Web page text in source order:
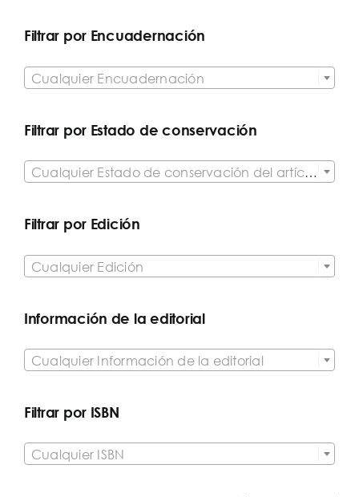
Filtrar por Encuadernación
Cualquier Encuadernación
Filtrar por Estado de conservación
Cualquier Estado de conservación del artículo
Filtrar por Edición
Cualquier Edición
Información de la editorial
Cualquier Información de la editorial
Filtrar por ISBN
Cualquier ISBN